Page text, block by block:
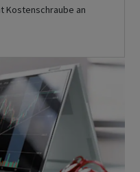
Kostenschraube an